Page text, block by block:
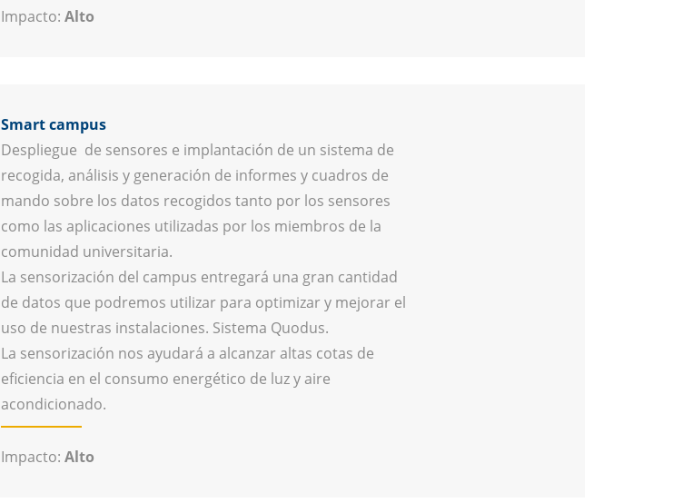
Impacto: Alto
Smart campus
Despliegue de sensores e implantación de un sistema de
recogida, análisis y generación de informes y cuadros de
mando sobre los datos recogidos tanto por los sensores
como las aplicaciones utilizadas por los miembros de la
comunidad universitaria.
La sensorización del campus entregará una gran cantidad
de datos que podremos utilizar para optimizar y mejorar el
uso de nuestras instalaciones. Sistema Quodus.
La sensorización nos ayudará a alcanzar altas cotas de
eficiencia en el consumo energético de luz y aire
acondicionado.
Impacto: Alto